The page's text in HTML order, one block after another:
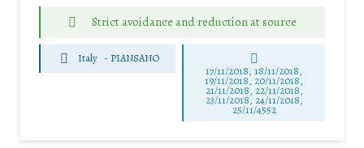
Strict avoidance and reduction at source
Italy - PIANSANO
17/11/2018, 18/11/2018,
19/11/2018, 20/11/2018,
21/11/2018, 22/11/2018,
23/11/2018, 24/11/2018,
25/11/4552